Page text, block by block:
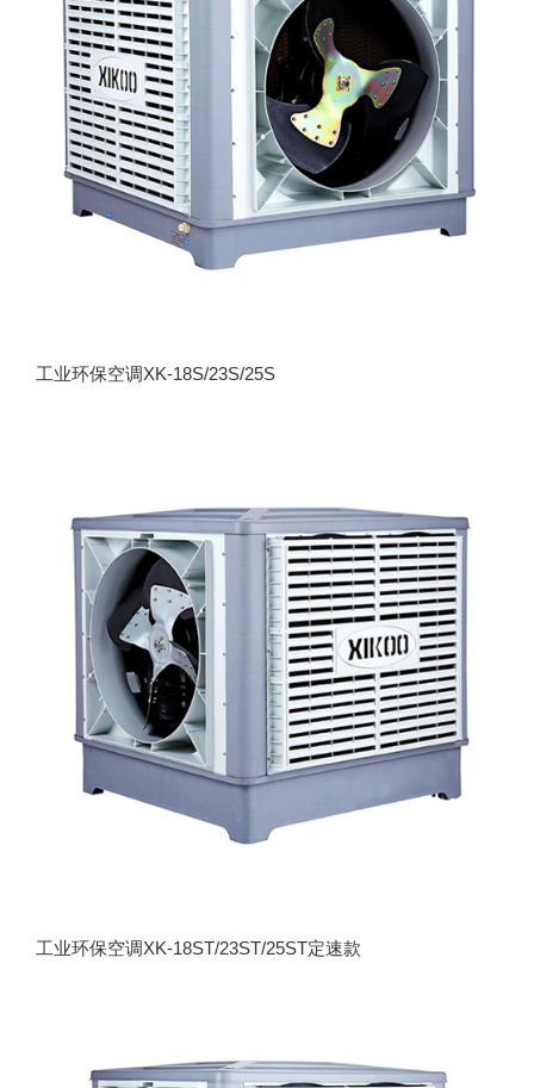
工业环保空调XK-18S/23S/25S
工业环保空调XK-18ST/23ST/25ST定速款